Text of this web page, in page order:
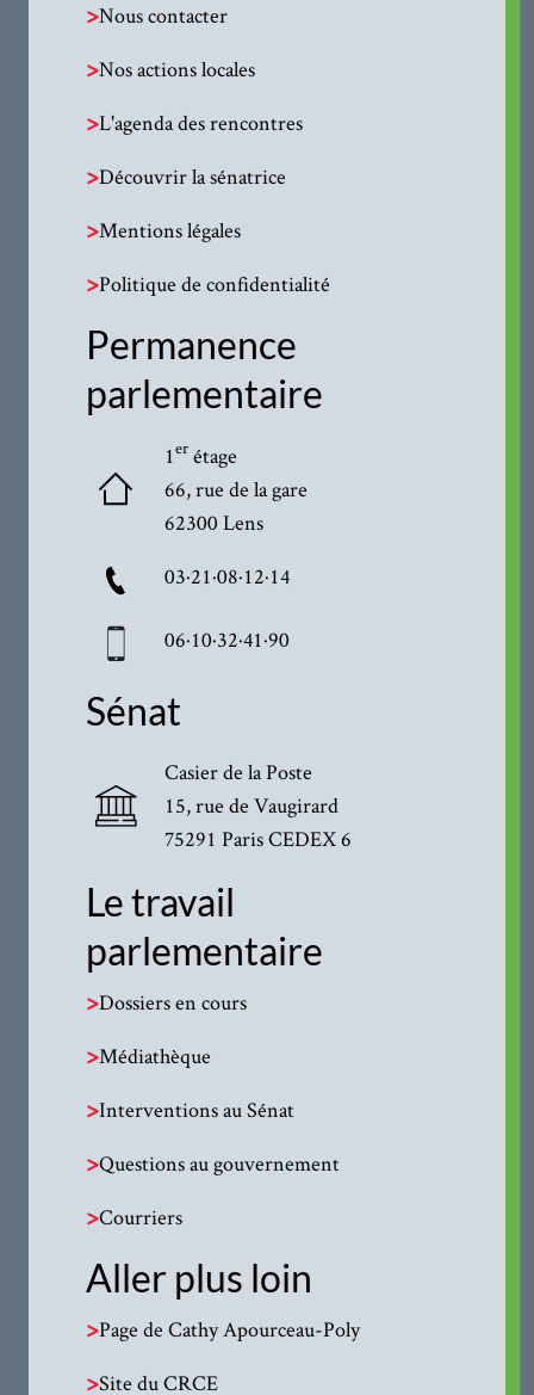
>Nous contacter
>Nos actions locales
>L'agenda des rencontres
>Découvrir la sénatrice
>Mentions légales
>Politique de confidentialité
Permanence
parlementaire
1erétage
66, rue de la gare
62300 Lens
03·21·08·12·14
06·10·32·41·90
Sénat
Casier de la Poste
15, rue de Vaugirard
75291 Paris CEDEX 6
Le travail
parlementaire
>Dossiers en cours
>Médiathèque
>Interventions au Sénat
>Questions au gouvernement
>Courriers
Aller plus loin
>Page de Cathy Apourceau-Poly
>Site du CRCE